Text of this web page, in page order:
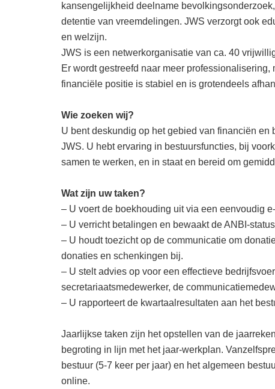
kansengelijkheid deelname
detentie van vreemdelingen. JWS verzorgt ook
en welzijn.
JWS is een netwerkorganisatie van ca. 40
Er wordt gestreefd naar meer
financiële positie is stabiel en is grotendeels
Wie zoeken wij?
U bent deskundig op het gebied van financiën
JWS. U hebt ervaring in bestuursfuncties, bij
samen te werken, en in staat en bereid om
Wat zijn uw taken?
– U voert de boekhouding uit via een eenvoudig
– U verricht betalingen en bewaakt de ANBI-
– U houdt toezicht op de communicatie om
donaties en schenkingen bij.
– U stelt advies op voor een effectieve
secretariaatsmedewerker, de
– U rapporteert de kwartaalresultaten aan het
Jaarlijkse taken zijn het opstellen van de
begroting in lijn met het jaar-werkplan.
bestuur (5-7 keer per jaar) en het algemeen
online.